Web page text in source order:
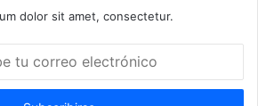
dolor sit amet, consectetur.